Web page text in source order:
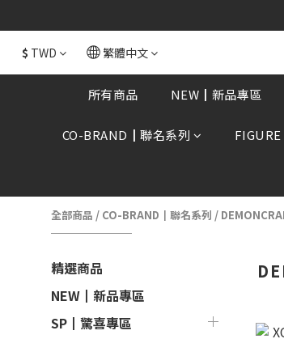
$ TWD 繁體中文
所有商品 NEW┃新品專區
CO-BRAND┃聯名系列
全部商品 / CO-BRAND┃聯名系列 /
精選商品
NEW┃新品專區
SP┃驚喜專區